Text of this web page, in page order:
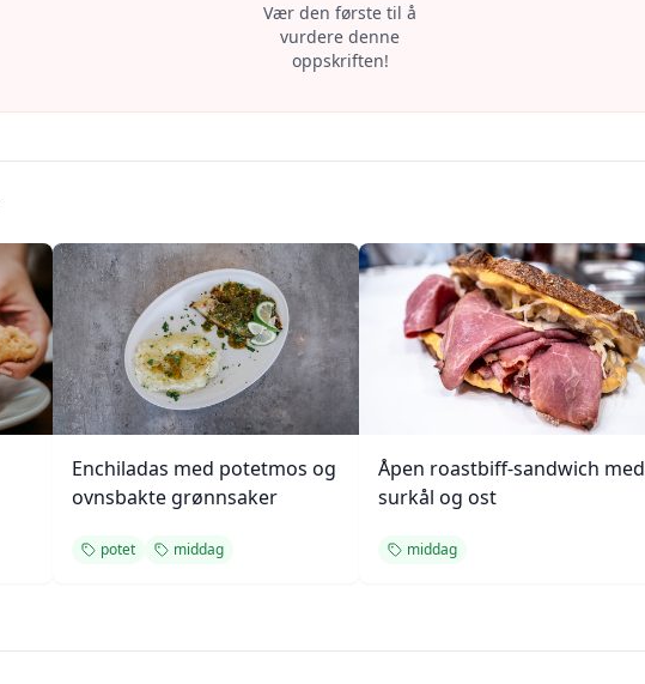
Vær den første til å
vurdere denne
oppskriften!
Enchiladas med potetmos og
ovnsbakte grønnsaker
potet middag
Åpen roastbiff-sandwich med
surkål og ost
middag